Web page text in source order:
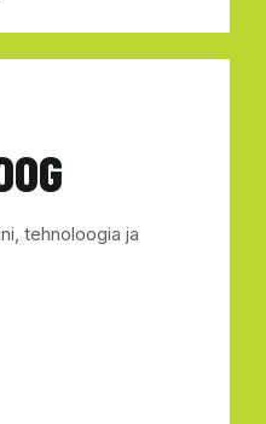
tehnoloogia ja